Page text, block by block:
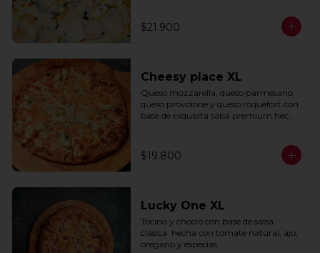
$21.900
Cheesy place XL
Queso mozzarella, queso parmesano,
queso provolone y queso roquefort con
base de exquisita salsa premium hecha
$19.800
Lucky One XL
Tocino y choclo con base de salsa
clasica  hecha con tomate natural, ajo,
oregano y especias.